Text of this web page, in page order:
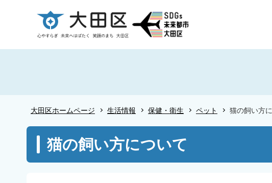
ー
大田区ホームページ 生活情報 保健・衛生 ペット 猫の飼い方
こ
猫の飼い方について